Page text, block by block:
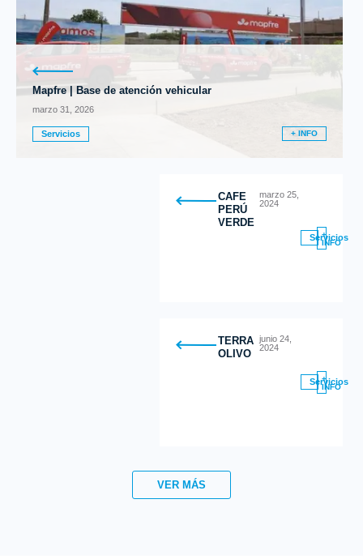
Mapfre | Base de atención vehicular
marzo 31, 2026
Servicios + INFO
CAFE
PERÚ
VERDE
marzo 25,
2024
Servicios
+
INFO
TERRA
OLIVO
junio 24,
2024
Servicios
+
INFO
VER MÁS